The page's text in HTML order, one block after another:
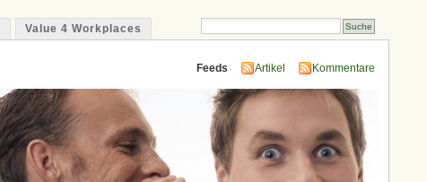
Value 4 Workplaces
Feeds Artikel Kommentare